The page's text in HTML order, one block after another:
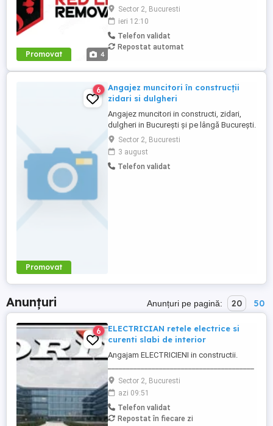
Promovat 4
sau pre-settle status în UK), serios,
punctual și cu responsabilitate. Dacă știi
să conduci bine, să ai grijă de marfa
clientului și nu te sperie munca fizică, ești
omul nostru. Dacă ai : Permis categoria B
Sector 2, Bucuresti
ieri 12:10
Telefon validat
Repostat automat
Promovat
6
Angajez muncitori în construcții
zidari si dulgheri
Angajez muncitori in constructi, zidari,
dulgheri in București și pe lângă București.
Asigur și cazare. Rog seriozitate pentru
mai multe detalii sunați
Sector 2, Bucuresti
3 august
Telefon validat
Anunțuri Anunțuri pe pagină: 20 50
6
ELECTRICIAN retele electrice si
curenti slabi de interior
Angajam ELECTRICIENI in constructii.
Daca sti ca ai calificare si experienta in
executia si punerea in functiune de
instalatii electrice de joasa tensiune; Ai
deja studii in domeniul electric si vrei sa te
specializezi si pe instalarea
Sector 2, Bucuresti
azi 09:51
Telefon validat
Repostat în fiecare zi